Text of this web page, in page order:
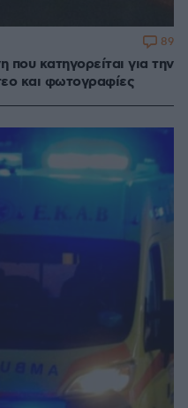
κατηγορείται για την
και φωτογραφίες
89